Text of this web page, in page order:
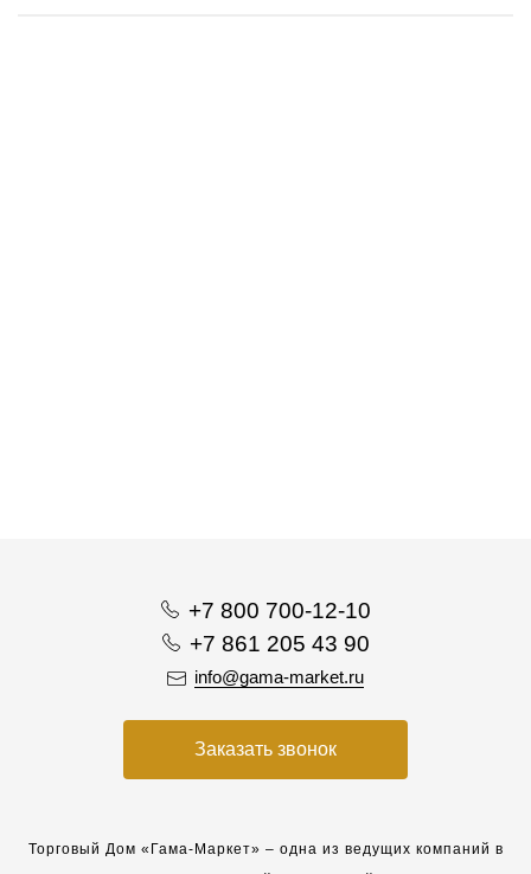
+7 800 700-12-10
+7 861 205 43 90
info@gama-market.ru
Заказать звонок
Торговый Дом «Гама-Маркет» – одна из ведущих компаний в